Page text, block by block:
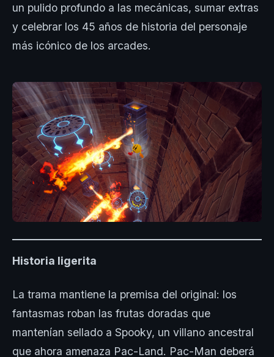
un pulido profundo a las mecánicas, sumar extras
y celebrar los 45 años de historia del personaje
más icónico de los arcades.
Historia ligerita
La trama mantiene la premisa del original: los
fantasmas roban las frutas doradas que
mantenían sellado a Spooky, un villano ancestral
que ahora amenaza Pac-Land. Pac-Man deberá